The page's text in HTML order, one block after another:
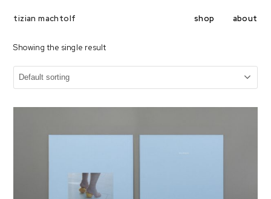
tizian machtolf shop about
Showing the single result